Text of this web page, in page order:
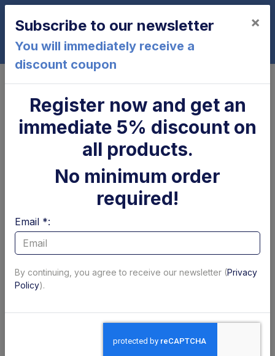
0
Solenoid - Coil 12 Volts Ø 19 x L=51
mm Hirschmann
Subscribe to our newsletter
You will immediately receive a
discount coupon
×
Register now and get an
immediate 5% discount on
all products.
No minimum order
required!
Email *:
By continuing, you agree to receive our newsletter (Privacy
Policy).